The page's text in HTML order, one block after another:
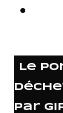
Le
par